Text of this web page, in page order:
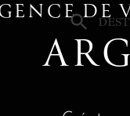
×DE